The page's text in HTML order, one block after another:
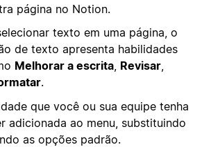
página no Notion.
texto em uma página, o
de texto apresenta habilidades
Melhorar a escrita, Revisar,
.
que você ou sua equipe tenha
adicionada ao menu, substituindo
as opções padrão.